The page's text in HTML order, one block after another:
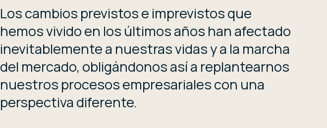
Los cambios previstos e imprevistos que
hemos vivido en los últimos años han afectado
inevitablemente a nuestras vidas y a la marcha
del mercado, obligándonos así a replantearnos
nuestros procesos empresariales con una
perspectiva diferente.